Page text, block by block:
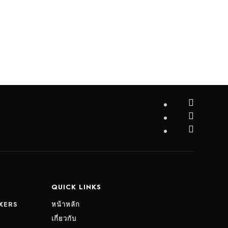
QUICK LINKS
หน้าหลัก
เกี่ยวกับ